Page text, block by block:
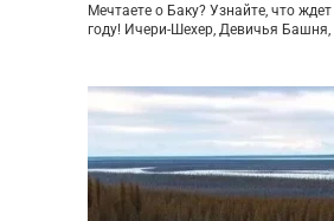
Мечтаете о Баку? Узнайте, что
году! Ичери-Шехер, Девичья Башня,